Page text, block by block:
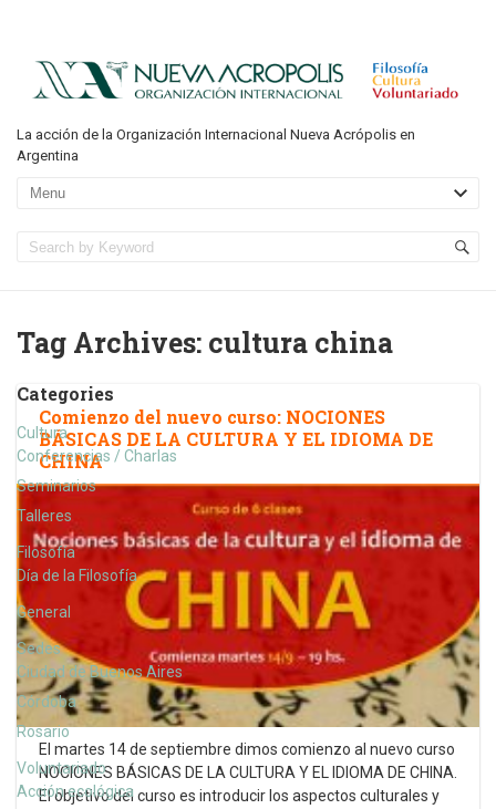
La acción de la Organización Internacional Nueva Acrópolis en
Argentina
Tag Archives: cultura china
Categories
Cultura
Conferencias / Charlas
Seminarios
Talleres
Filosofía
Día de la Filosofía
General
Sedes
Ciudad de Buenos Aires
Córdoba
Rosario
Voluntariado
Acción ecológica
Comienzo del nuevo curso: NOCIONES
BÁSICAS DE LA CULTURA Y EL IDIOMA DE
CHINA
El martes 14 de septiembre dimos comienzo al nuevo curso
NOCIONES BÁSICAS DE LA CULTURA Y EL IDIOMA DE CHINA.
El objetivo del curso es introducir los aspectos culturales y